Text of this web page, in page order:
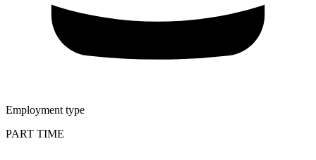
Employment type
PART TIME